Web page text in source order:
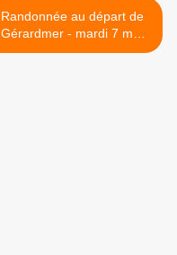
Randonnée au départ de
Gérardmer - mardi 7 mai
2019 >